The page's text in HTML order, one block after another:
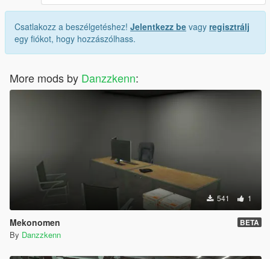
Csatlakozz a beszélgetéshez! Jelentkezz be vagy regisztrálj
egy fiókot, hogy hozzászólhass.
More mods by Danzzkenn:
541 1
Mekonomen BETA
By Danzzkenn